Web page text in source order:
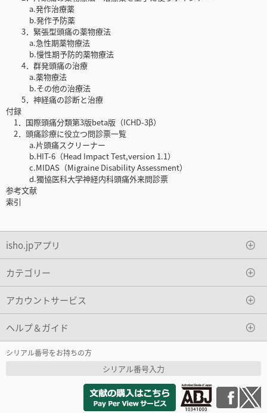
a.発作治療薬
b.発作予防薬
3．緊張型頭痛の薬物療法
a.急性期薬物療法
b.慢性期予防的薬物療法
4．群発頭痛の治療
a.薬物療法
b.その他の治療法
5．神経痛の診断と治療
付録
1．国際頭痛分類第3版beta版（ICHD-3β）
2．頭痛診療に役立つ問診票一覧
a.片頭痛スクリーナー
b.HIT-6（Head Impact Test,version 1.1）
c.MIDAS（Migraine Disability Assessment）
d.獨協医科大学神経内科頭痛外来問診票
参考文献
索引
isho.jpアプリ
カテゴリー
アカウントサービス
ヘルプ＆ガイド
シリアル番号をお持ちの方
シリアル番号入力